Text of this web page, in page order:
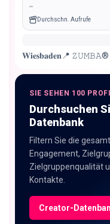
-
Durchschn. Aufrufe
𝐖𝐢𝐞𝐬𝐛𝐚𝐝𝐞𝐧📍
SIE SEHEN 100
Durchsuchen
Datenbank
Filtern Sie die
Engagement,
Zielgruppenqualität
Kontakte.
Creator-